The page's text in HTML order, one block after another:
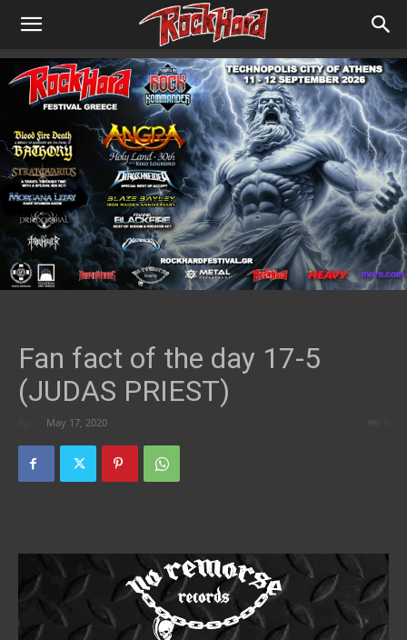
Fan fact of the day 17-5
(JUDAS PRIEST)
May 17, 2020